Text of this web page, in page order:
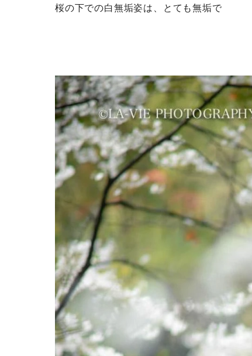
桜の下での白無垢姿は、とても無垢で